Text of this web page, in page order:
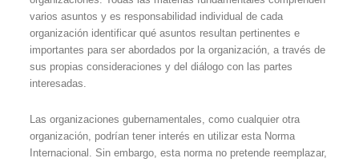
varios asuntos y es responsabilidad individual de cada
organización identificar qué asuntos resultan pertinentes e
importantes para ser abordados por la organización, a través de
sus propias consideraciones y del diálogo con las partes
interesadas.
Las organizaciones gubernamentales, como cualquier otra
organización, podrían tener interés en utilizar esta Norma
Internacional. Sin embargo, esta norma no pretende reemplazar,